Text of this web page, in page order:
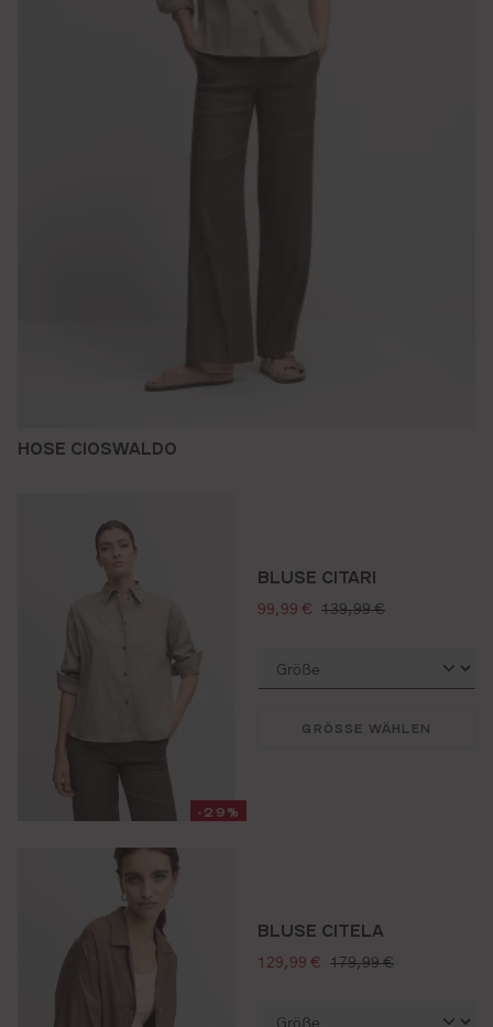
HOSE CIOSWALDO
-29%
BLUSE CITARI
verkaufspreis:
99,99 € regulärer preis:
139,99 €
GRÖSSE WÄHLEN
BLUSE CITELA
verkaufspreis:
129,99 € regulärer preis:
179,99 €